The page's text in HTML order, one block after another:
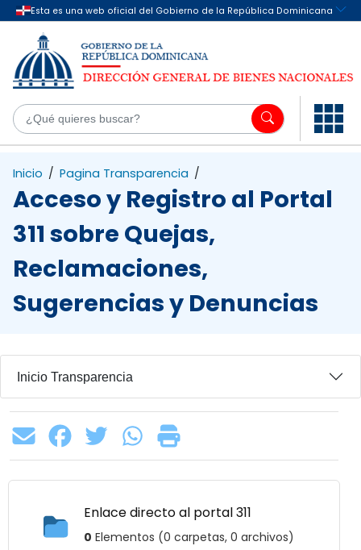
Saltar al contenido principal
Inicio / Pagina Transparencia /
Acceso y Registro al Portal
311 sobre Quejas,
Reclamaciones,
Sugerencias y Denuncias
Inicio Transparencia
Enlace directo al portal 311
0 Elementos (0 carpetas, 0 archivos)